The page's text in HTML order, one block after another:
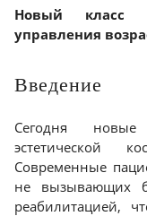
Новый класс
управления
Введение
Сегодня
эстетической
Современные
не вызывающих
реабилитацией,